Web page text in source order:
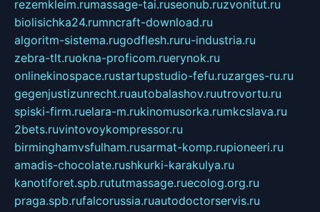
rezemkleim.rumassage-tai.ruseonub.ruzvonitut.ru
biolisichka24.rumncraft-download.ru
algoritm-sistema.rugodflesh.ruru-industria.ru
zebra-tlt.ruokna-proficom.ruerynok.ru
onlinekinospace.rustartupstudio-fefu.ruzarges-ru.ru
gegenjustizunrecht.ruautobalashov.ruutrovortu.ru
spiski-firm.ruelara-m.rukinomusorka.rumkcslava.ru
2bets.ruvintovoykompressor.ru
birminghamvsfulham.rusarmat-komp.rupioneeri.ru
amadis-chocolate.rushkurki-karakulya.ru
kanotiforet.spb.rututmassage.ruecolog.org.ru
praga.spb.rufalcorussia.ruautodoctorservis.ru